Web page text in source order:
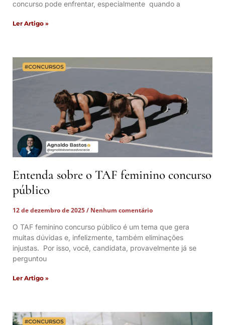
concurso pode enfrentar, especialmente quando a
Ler Artigo »
Entenda sobre o TAF feminino concurso
público
12 de dezembro de 2025
Nenhum comentário
O TAF feminino concurso público é um tema que gera
muitas dúvidas e, infelizmente, também eliminações
injustas. Por isso, você, candidata, provavelmente já se
perguntou
Ler Artigo »